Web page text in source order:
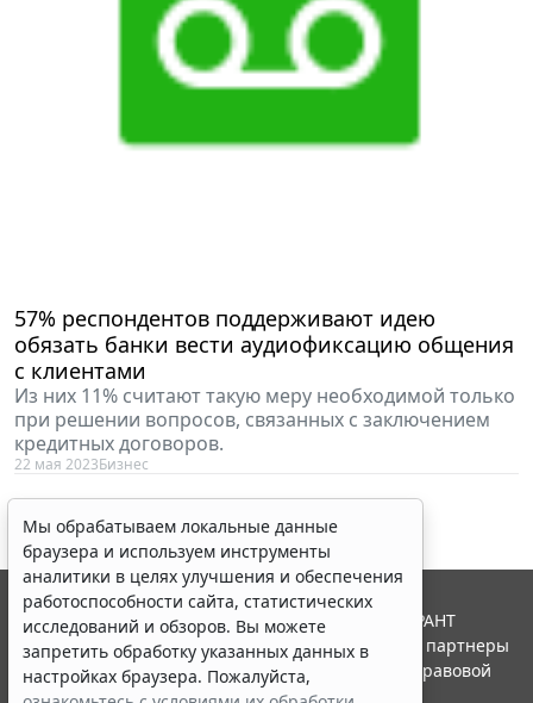
57% респондентов поддерживают идею
обязать банки вести аудиофиксацию общения
с клиентами
Из них 11% считают такую меру необходимой только
при решении вопросов, связанных с заключением
кредитных договоров.
22 мая 2023Бизнес
Мы обрабатываем локальные данные
браузера и используем инструменты
аналитики в целях улучшения и обеспечения
работоспособности сайта, статистических
исследований и обзоров. Вы можете
запретить обработку указанных данных в
настройках браузера. Пожалуйста,
© ООО "НПП "ГАРАНТ-СЕРВИС", 2026. Система ГАРАНТ
выпускается с 1990 года. Компания "Гарант" и ее партнеры
являются участниками Российской ассоциации правовой
информации ГАРАНТ.